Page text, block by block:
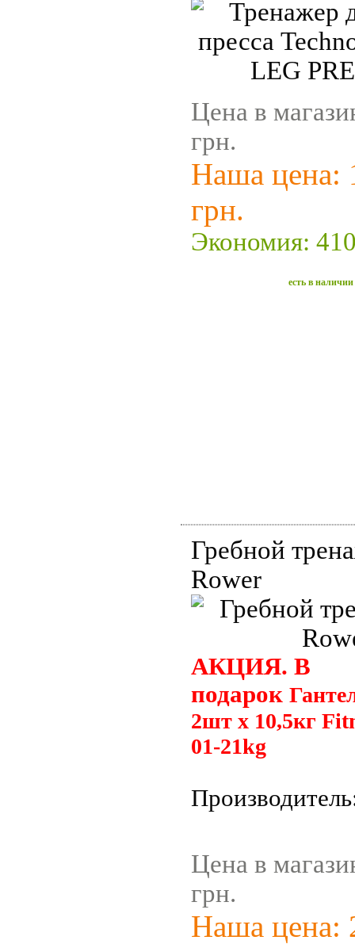
Цена в
грн.
Наша цена:
грн.
Экономия:
есть в наличии
Гребной
Rower
АКЦИЯ. В
подарок
2шт х 10,5кг
01-21kg
Цена в
грн.
Наша цена: